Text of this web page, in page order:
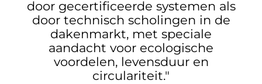
door gecertificeerde systemen als
door technisch scholingen in de
dakenmarkt, met speciale
aandacht voor ecologische
voordelen, levensduur en
circulariteit."